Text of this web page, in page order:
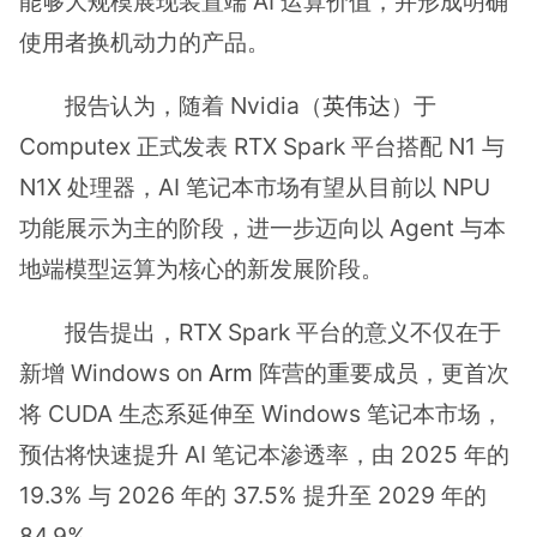
使用者换机动力的产品。
报告认为，随着 Nvidia（英伟达）于
Computex 正式发表 RTX Spark 平台搭配 N1 与
N1X 处理器，AI 笔记本市场有望从目前以 NPU
功能展示为主的阶段，进一步迈向以 Agent 与本
地端模型运算为核心的新发展阶段。
报告提出，RTX Spark 平台的意义不仅在于
新增 Windows on Arm 阵营的重要成员，更首次
将 CUDA 生态系延伸至 Windows 笔记本市场，
预估将快速提升 AI 笔记本渗透率，由 2025 年的
19.3% 与 2026 年的 37.5% 提升至 2029 年的